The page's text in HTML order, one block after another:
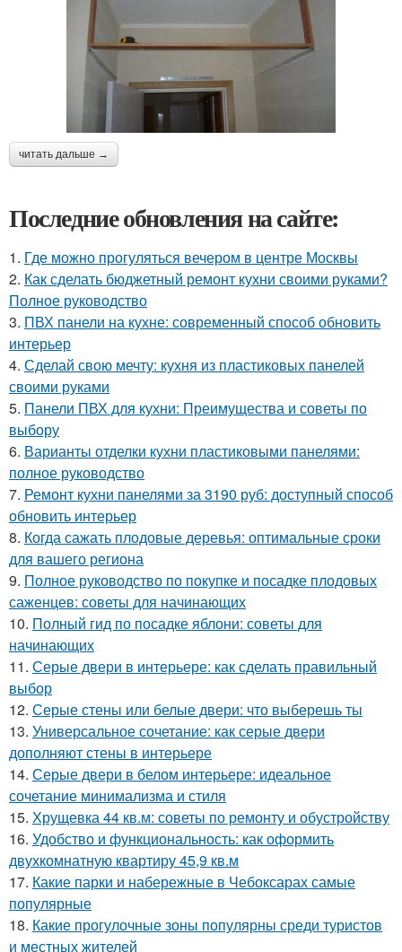
читать дальше →
Последние обновления на сайте:
1. Где можно прогуляться вечером в центре Москвы
2. Как сделать бюджетный ремонт кухни своими руками?
Полное руководство
3. ПВХ панели на кухне: современный способ обновить
интерьер
4. Сделай свою мечту: кухня из пластиковых панелей
своими руками
5. Панели ПВХ для кухни: Преимущества и советы по
выбору
6. Варианты отделки кухни пластиковыми панелями:
полное руководство
7. Ремонт кухни панелями за 3190 руб: доступный способ
обновить интерьер
8. Когда сажать плодовые деревья: оптимальные сроки
для вашего региона
9. Полное руководство по покупке и посадке плодовых
саженцев: советы для начинающих
10. Полный гид по посадке яблони: советы для
начинающих
11. Серые двери в интерьере: как сделать правильный
выбор
12. Серые стены или белые двери: что выберешь ты
13. Универсальное сочетание: как серые двери
дополняют стены в интерьере
14. Серые двери в белом интерьере: идеальное
сочетание минимализма и стиля
15. Хрущевка 44 кв.м: советы по ремонту и обустройству
16. Удобство и функциональность: как оформить
двухкомнатную квартиру 45,9 кв.м
17. Какие парки и набережные в Чебоксарах самые
популярные
18. Какие прогулочные зоны популярны среди туристов
и местных жителей